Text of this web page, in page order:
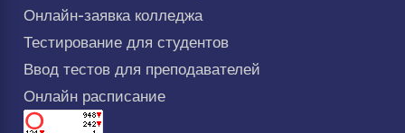
Онлайн-заявка колледжа
Тестирование для студентов
Ввод тестов для преподавателей
Онлайн расписание